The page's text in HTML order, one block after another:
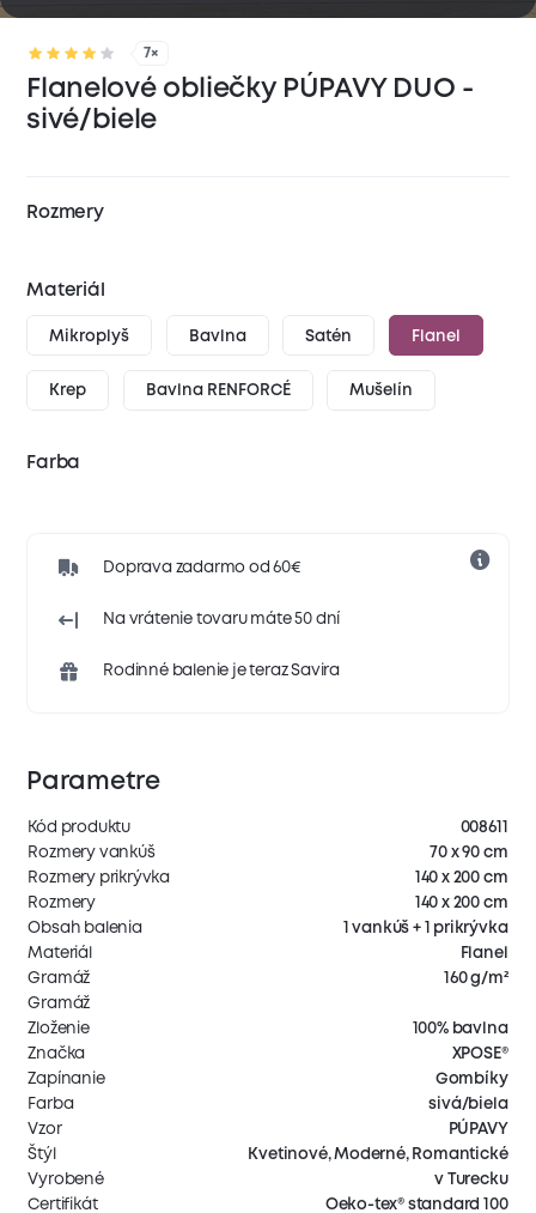
7×
Flanelové obliečky PÚPAVY DUO -
sivé/biele
Rozmery
Materiál
Mikroplyš Bavlna Satén Flanel
Krep Bavlna RENFORCÉ Mušelín
Farba
Doprava zadarmo od 60€
Na vrátenie tovaru máte 50 dní
Rodinné balenie je teraz Savira
Parametre
Kód produktu
008611
Rozmery vankúš
70 x 90 cm
Rozmery prikrývka
140 x 200 cm
Rozmery
140 x 200 cm
Obsah balenia
1 vankúš + 1 prikrývka
Materiál
Flanel
Gramáž
160 g/m²
Gramáž
Zloženie
100% bavlna
Značka
XPOSE®
Zapínanie
Gombíky
Farba
sivá/biela
Vzor
PÚPAVY
Štýl
Kvetinové, Moderné, Romantické
Vyrobené
v Turecku
Certifikát
Oeko-tex® standard 100